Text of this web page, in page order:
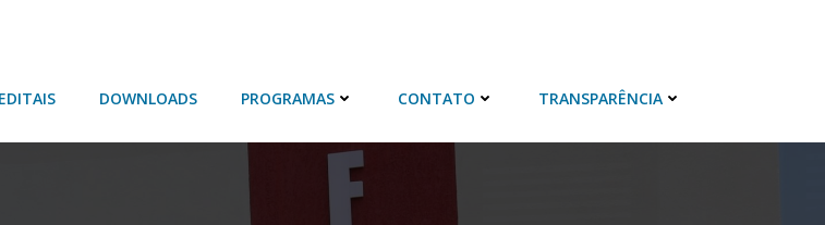
EDITAIS DOWNLOADS PROGRAMAS CONTATO TRANSPARÊNCIA